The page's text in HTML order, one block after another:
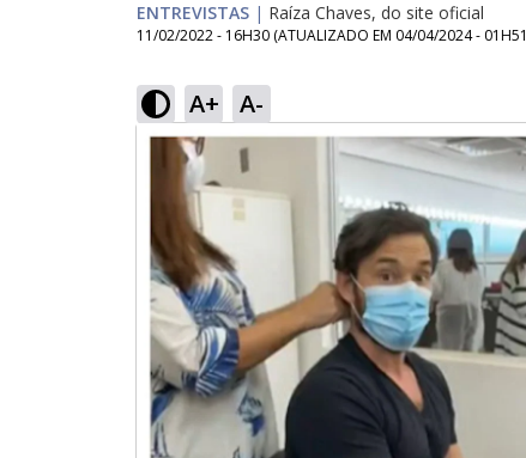
ENTREVISTAS | Raíza Chaves, do site oficial
11/02/2022 - 16H30 (ATUALIZADO EM 04/04/2024 - 01H51
A+ A-